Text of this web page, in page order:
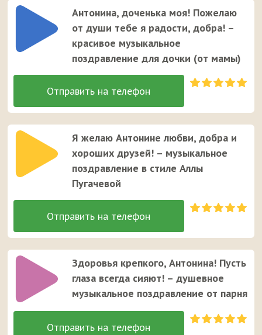
Антонина, доченька моя! Пожелаю
от души тебе я радости, добра! –
красивое музыкальное
поздравление для дочки (от мамы)
Я желаю Антонине любви, добра и
хороших друзей! – музыкальное
поздравление в стиле Аллы
Пугачевой
Здоровья крепкого, Антонина! Пусть
глаза всегда сияют! – душевное
музыкальное поздравление от парня